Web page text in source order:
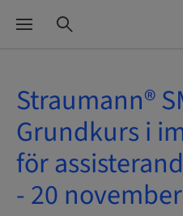
Straumann®
Grundkurs i
för
- 20